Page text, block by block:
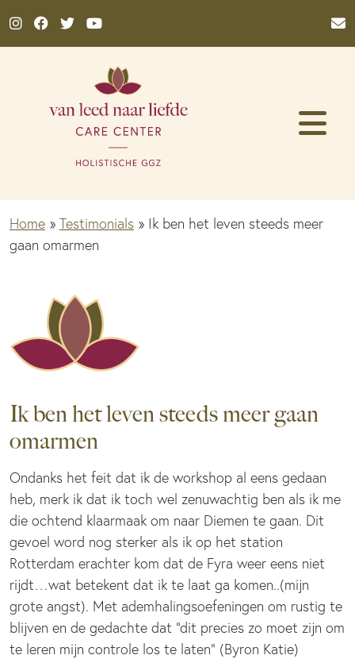
Home » Testimonials » Ik ben het leven steeds meer
gaan omarmen
Ik ben het leven steeds meer gaan
omarmen
Ondanks het feit dat ik de workshop al eens gedaan
heb, merk ik dat ik toch wel zenuwachtig ben als ik me
die ochtend klaarmaak om naar Diemen te gaan. Dit
gevoel word nog sterker als ik op het station
Rotterdam erachter kom dat de Fyra weer eens niet
rijdt…wat betekent dat ik te laat ga komen..(mijn
grote angst). Met ademhalingsoefeningen om rustig te
blijven en de gedachte dat “dit precies zo moet zijn om
te leren mijn controle los te laten” (Byron Katie)